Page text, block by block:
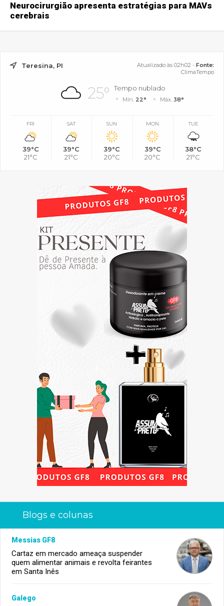
Neurocirurgião apresenta estratégias para MAVs
cerebrais
Teresina, PI Atualizado às 02h02 - Fonte:
ClimaTempo
25° Tempo nublado
Mín. 22° Máx. 38°
FRI
39°C
21°C
SAT
39°C
21°C
SUN
39°C
20°C
MON
39°C
20°C
TUE
38°C
21°C
Blogs e colunas
Messias GF8
Cartaz em mercado ameaça suspender
quem alimentar animais e revolta feirantes
em Santa Inês
Galego